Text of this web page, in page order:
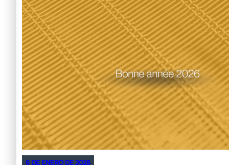
6 DE ENERO DE 2026